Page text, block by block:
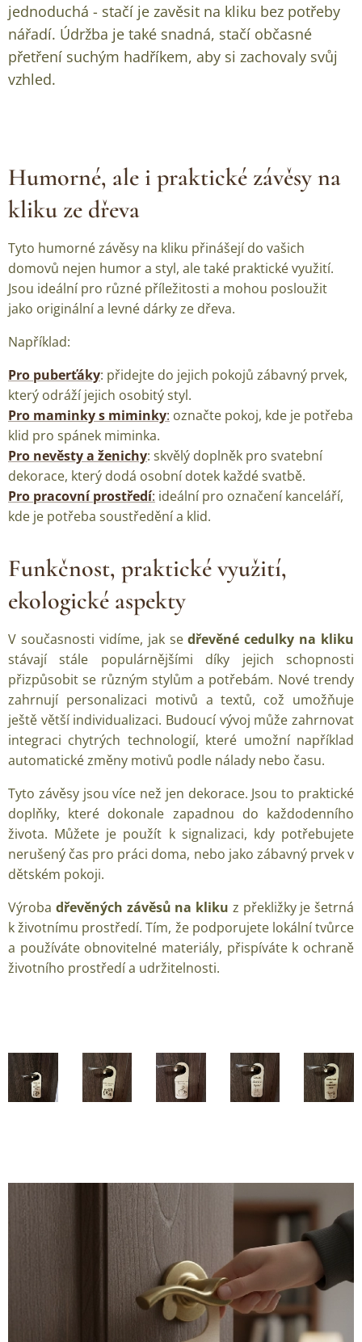
jednoduchá - stačí je zavěsit na kliku bez potřeby
nářadí. Údržba je také snadná, stačí občasné
přetření suchým hadříkem, aby si zachovaly svůj
vzhled.
Humorné, ale i praktické závěsy na
kliku ze dřeva
Tyto humorné závěsy na kliku přinášejí do vašich
domovů nejen humor a styl, ale také praktické využití.
Jsou ideální pro různé příležitosti a mohou posloužit
jako originální a levné dárky ze dřeva.
Například:
Pro puberťáky: přidejte do jejich pokojů zábavný prvek,
který odráží jejich osobitý styl.
Pro maminky s miminky: označte pokoj, kde je potřeba
klid pro spánek miminka.
Pro nevěsty a ženichy: skvělý doplněk pro svatební
dekorace, který dodá osobní dotek každé svatbě.
Pro pracovní prostředí: ideální pro označení kanceláří,
kde je potřeba soustředění a klid.
Funkčnost, praktické využití,
ekologické aspekty
V současnosti vidíme, jak sedřevěné cedulky na kliku
stávají stále populárnějšími díky jejich schopnosti
přizpůsobit se různým stylům a potřebám. Nové trendy
zahrnují personalizaci motivů a textů, což umožňuje
ještě větší individualizaci. Budoucí vývoj může zahrnovat
integraci chytrých technologií, které umožní například
automatické změny motivů podle nálady nebo času.
Tyto závěsy jsou více než jen dekorace. Jsou to praktické
doplňky, které dokonale zapadnou do každodenního
života. Můžete je použít k signalizaci, kdy potřebujete
nerušený čas pro práci doma, nebo jako zábavný prvek v
dětském pokoji.
Výroba dřevěných závěsů na kliku z překližky je šetrná
k životnímu prostředí. Tím, že podporujete lokální tvůrce
a používáte obnovitelné materiály, přispíváte k ochraně
životního prostředí a udržitelnosti.